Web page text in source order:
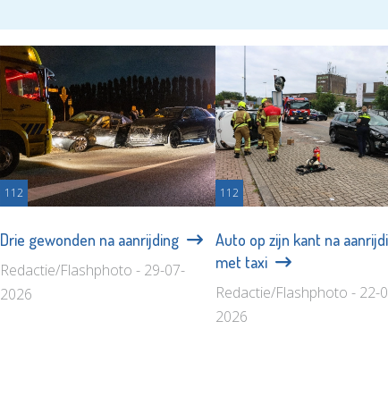
112
Drie gewonden na aanrijding
Redactie/Flashphoto - 29-07-
2026
112
Auto op zijn kant na
met taxi
Redactie/Flashphoto - 22-
2026